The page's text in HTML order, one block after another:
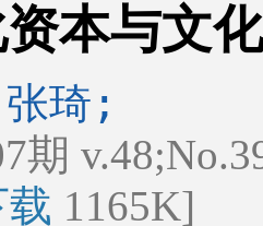
本与文
琦;
期
1165K]